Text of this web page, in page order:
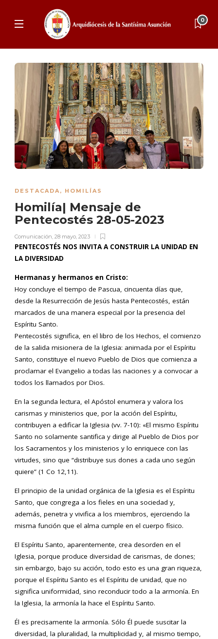
0
DESTACADA, HOMILÍAS
Homilía| Mensaje de
Pentecostés 28-05-2023
Comunicación, 28 mayo, 2023
PENTECOSTÉS NOS INVITA A CONSTRUIR LA UNIDAD EN
LA DIVERSIDAD
Hermanas y hermanos en Cristo:
Hoy concluye el tiempo de Pascua, cincuenta días que,
desde la Resurrección de Jesús hasta Pentecostés, están
marcados de una manera especial por la presencia del
Espíritu Santo.
Pentecostés significa, en el libro de los Hechos, el comienzo
de la salida misionera de la Iglesia: animada por el Espíritu
Santo, constituye el nuevo Pueblo de Dios que comienza a
proclamar el Evangelio a todas las naciones y a convocar a
todos los llamados por Dios.
En la segunda lectura, el Apóstol enumera y valora los
carismas y ministerios que, por la acción del Espíritu,
contribuyen a edificar la Iglesia (vv. 7-10): «El mismo Espíritu
Santo no solamente santifica y dirige al Pueblo de Dios por
los Sacramentos y los ministerios y lo enriquece con las
virtudes, sino que “distribuye sus dones a cada uno según
quiere” (1 Co 12,11).
El principio de la unidad orgánica de la Iglesia es el Espíritu
Santo, que congrega a los fieles en una sociedad y,
además, penetra y vivifica a los miembros, ejerciendo la
misma función que el alma cumple en el cuerpo físico.
El Espíritu Santo, aparentemente, crea desorden en el
Iglesia, porque produce diversidad de carismas, de dones;
sin embargo, bajo su acción, todo esto es una gran riqueza,
porque el Espíritu Santo es el Espíritu de unidad, que no
significa uniformidad, sino reconducir todo a la armonía. En
la Iglesia, la armonía la hace el Espíritu Santo.
Él es precisamente la armonía. Sólo Él puede suscitar la
diversidad, la pluralidad, la multiplicidad y, al mismo tiempo,